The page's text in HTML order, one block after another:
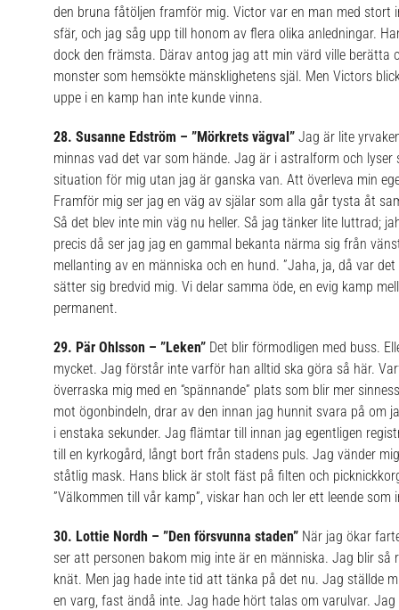
den bruna fåtöljen framför mig. Victor var en man med stort
sfär, och jag såg upp till honom av flera olika anledningar.
dock den främsta. Därav antog jag att min värd ville
monster som hemsökte mänsklighetens själ. Men Victors
uppe i en kamp han inte kunde vinna.
28. Susanne Edström – ”Mörkrets vägval” Jag är lite
minnas vad det var som hände. Jag är i astralform och
situation för mig utan jag är ganska van. Att överleva min
Framför mig ser jag en väg av själar som alla går tysta åt
Så det blev inte min väg nu heller. Så jag tänker lite luttrad;
precis då ser jag jag en gammal bekanta närma sig från
mellanting av en människa och en hund. ”Jaha, ja, då var
sätter sig bredvid mig. Vi delar samma öde, en evig kamp
permanent.
29. Pär Ohlsson – ”Leken” Det blir förmodligen med buss.
mycket. Jag förstår inte varför han alltid ska göra så här.
överraska mig med en “spännande” plats som blir mer
mot ögonbindeln, drar av den innan jag hunnit svara på om
i enstaka sekunder. Jag flämtar till innan jag egentligen
till en kyrkogård, långt bort från stadens puls. Jag vänder
ståtlig mask. Hans blick är stolt fäst på filten och
”Välkommen till vår kamp”, viskar han och ler ett leende som
30. Lottie Nordh – ”Den försvunna staden” När jag ökar
ser att personen bakom mig inte är en människa. Jag blir
knät. Men jag hade inte tid att tänka på det nu. Jag ställde
en varg, fast ändå inte. Jag hade hört talas om varulvar.